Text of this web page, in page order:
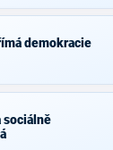
demokracie
sociálně